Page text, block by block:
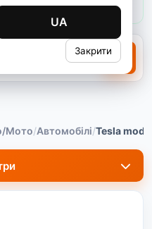
UA
Закрити
Мото/Автомобілі/Tesla